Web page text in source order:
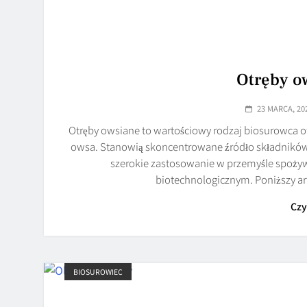
Otręby
23 MARCA,
Otręby owsiane to wartościowy rodzaj biosurowca
owsa. Stanowią skoncentrowane źródło
szerokie zastosowanie w przemyśle
biotechnologicznym. Poniższy
BIOSUROWIEC